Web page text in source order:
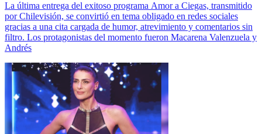
La última entrega del exitoso programa Amor a Ciegas, transmitido
por Chilevisión, se convirtió en tema obligado en redes sociales
gracias a una cita cargada de humor, atrevimiento y comentarios sin
filtro. Los protagonistas del momento fueron Macarena Valenzuela y
Andrés